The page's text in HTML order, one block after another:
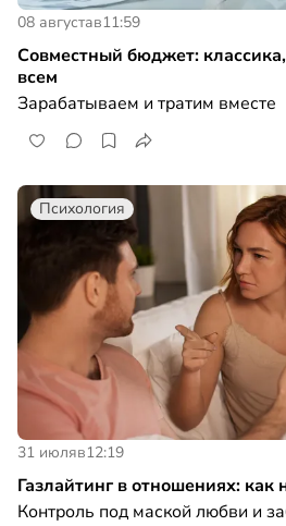
08 августав11:59
Совместный бюджет:
всем
Зарабатываем и тратим вместе
Психология
31 июляв12:19
Газлайтинг в отношениях: как
Контроль под маской любви и